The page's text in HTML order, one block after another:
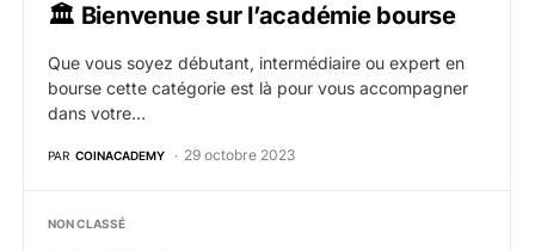
🏛️ Bienvenue sur l’académie bourse
Que vous soyez débutant, intermédiaire ou expert en
bourse cette catégorie est là pour vous accompagner
dans votre…
PAR COINACADEMY 29 octobre 2023
NON CLASSÉ